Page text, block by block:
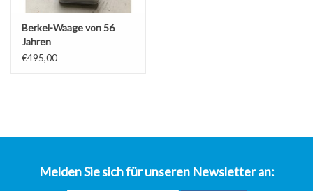
Berkel-Waage von 56
Jahren
€495,00
Melden Sie sich für unseren Newsletter an: